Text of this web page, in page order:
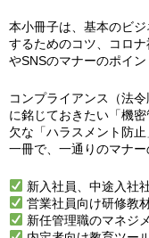
本小冊子は、基本のビ
するためのコツ、コロ
やSNSのマナーのポイン
コンプライアンス（法
に銘じておきたい「機
欠な「ハラスメント防
一冊で、一通りのマナー
新入社員、中途入社
営業社員向け研修教
新任管理職のマネジ